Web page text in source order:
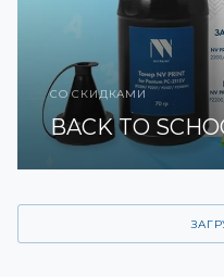
СО СКИДКАМИ
BACK TO